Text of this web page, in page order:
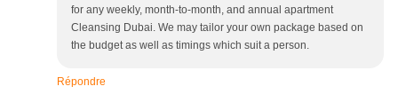
for any weekly, month-to-month, and annual apartment
Cleansing Dubai. We may tailor your own package based on
the budget as well as timings which suit a person.
Répondre